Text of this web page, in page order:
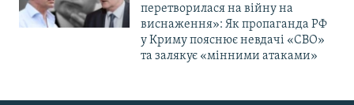
перетворилася на війну на
виснаження»: Як пропаганда РФ
у Криму пояснює невдачі «СВО»
та залякує «мінними атаками»